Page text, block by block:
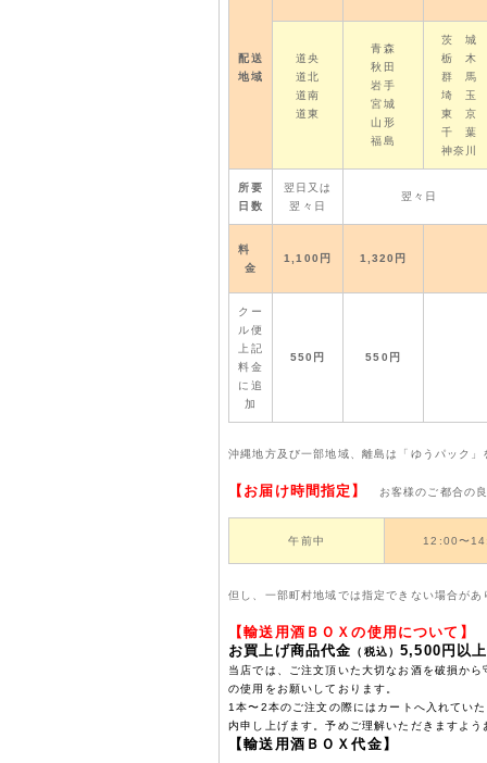
いつも当店をご利用い
実店舗は31日まで営業
つきましては30日まで
年始営業は4日からと
何卒ご理解いただきま
2024年11月25日
北の勝「大吟醸」発
12月4日に北の勝大吟醸
ご予約承っております
す。
2024年03月11日
送料改定のお知らせ。
契約運送業者の輸送コ
苦しいですが何卒ご理
配送
地域
道央
道北
道南
道東
青森
秋田
岩手
宮城
山形
福島
茨 城
栃 木
群 馬
埼 玉
東 京
千 葉
神奈川
所要
日数
翌日又は
翌々日
翌々日
料
金
1,100円 1,320円
クー
ル便
上記
料金
に追
加
550円 550円
沖縄地方及び一部地域、離島は「ゆうパック
【お届け時間指定】 お客様のご都合の
午前中 12:00〜
但し、一部町村地域では指定できない場合が
【輸送用酒ＢＯＸの使用について】
お買上げ商品代金
（税込）5,500円以
当店では、ご注文頂いた大切なお酒を破損か
の使用をお願いしております。
1本〜2本のご注文の際にはカートへ入れてい
内申し上げます。予めご理解いただきますよ
【輸送用酒ＢＯＸ代金】